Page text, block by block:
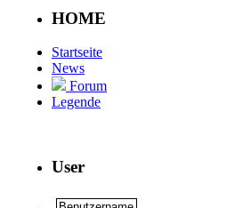
HOME
Startseite
News
Forum
Legende
User